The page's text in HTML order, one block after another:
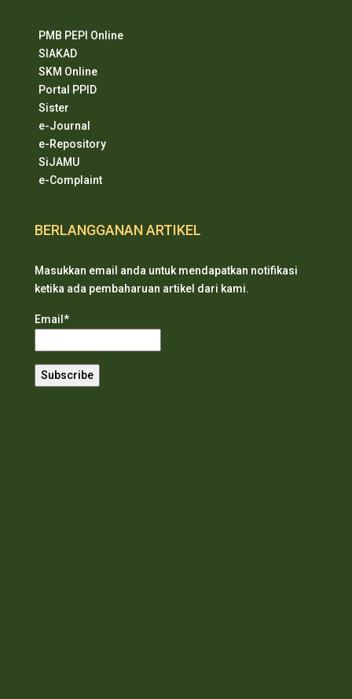
PMB PEPI Online
SIAKAD
SKM Online
Portal PPID
Sister
e-Journal
e-Repository
SiJAMU
e-Complaint
BERLANGGANAN ARTIKEL
Masukkan email anda untuk mendapatkan notifikasi
ketika ada pembaharuan artikel dari kami.
Email*